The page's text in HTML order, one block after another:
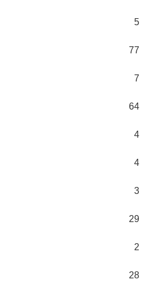
5
77
7
64
4
4
3
29
2
28